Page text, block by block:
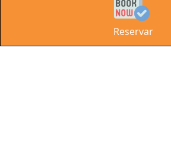
Reservar